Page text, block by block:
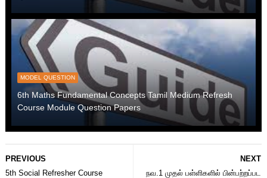
MODEL QUESTION
6th Maths Fundamental Concepts Tamil Medium Refresh
Course Module Question Papers
NEXT
நவ.1 முதல் பள்ளிகளில் பின்பற்றப்பட
PREVIOUS
5th Social Refresher Course